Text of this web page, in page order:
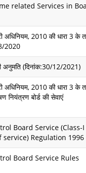
related Services in
अधिनियम, 2010 की धारा 3 के
2020
अनुमति (दिनांक:30/12/2021)
अधिनियम, 2010 की धारा 3 के
नियंत्रण बोर्ड की सेवाएं
Board Service (Class-I
Regulation 1996
Board Service Rules